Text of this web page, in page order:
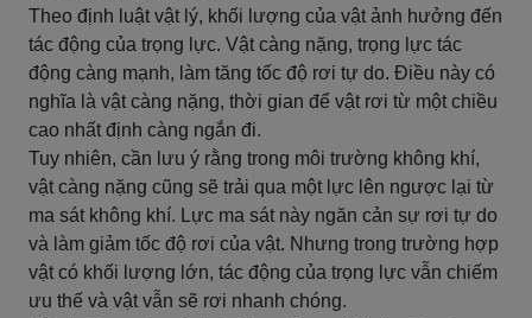
Theo định luật vật lý, khối lượng của vật ảnh hưởng đến
tác động của trọng lực. Vật càng nặng, trọng lực tác
động càng mạnh, làm tăng tốc độ rơi tự do. Điều này có
nghĩa là vật càng nặng, thời gian để vật rơi từ một chiều
cao nhất định càng ngắn đi.
Tuy nhiên, cần lưu ý rằng trong môi trường không khí,
vật càng nặng cũng sẽ trải qua một lực lên ngược lại từ
ma sát không khí. Lực ma sát này ngăn cản sự rơi tự do
và làm giảm tốc độ rơi của vật. Nhưng trong trường hợp
vật có khối lượng lớn, tác động của trọng lực vẫn chiếm
ưu thế và vật vẫn sẽ rơi nhanh chóng.